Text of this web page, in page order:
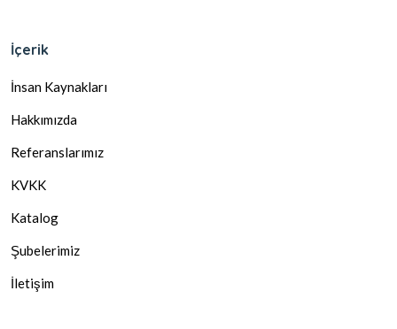
İçerik
İnsan Kaynakları
Hakkımızda
Referanslarımız
KVKK
Katalog
Şubelerimiz
İletişim